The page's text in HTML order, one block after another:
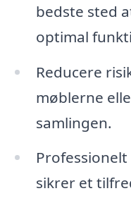
bedste sted
optimal
Reducere
møblerne
samlingen.
sikrer et